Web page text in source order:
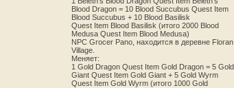
Blood Dragon = 10 Blood Succubus Quest Item
Blood Succubus + 10 Blood Basilisk
Quest Item Blood Basilisk (итого 2000 Blood
Medusa Quest Item Blood Medusa)
NPC Grocer Pano, находится в деревне Floran
Village.
Меняет:
1 Gold Dragon Quest Item Gold Dragon = 5 Gold
Giant Quest Item Gold Giant + 5 Gold Wyrm
Quest Item Gold Wyrm (итого 1000 Gold